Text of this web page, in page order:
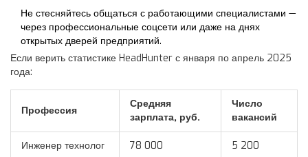
Не стесняйтесь общаться с работающими специалистами —
через профессиональные соцсети или даже на днях
открытых дверей предприятий.
Если верить статистике HeadHunter с января по апрель 2025
года:
Профессия
Средняя
зарплата, руб.
Число
вакансий
Инженер технолог 78 000 5 200